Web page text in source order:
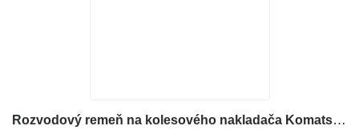
Rozvodový remeň na kolesového nakladača Komatsu WA380